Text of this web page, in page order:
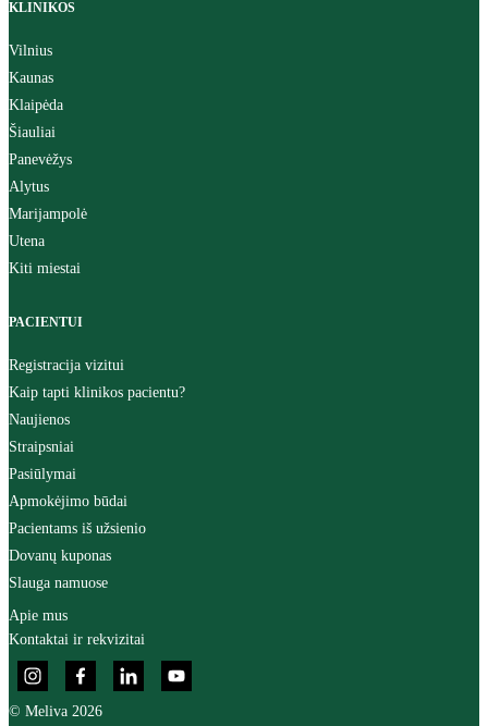
KLINIKOS
Vilnius
Kaunas
Klaipėda
Šiauliai
Panevėžys
Alytus
Marijampolė
Utena
Kiti miestai
PACIENTUI
Registracija vizitui
Kaip tapti klinikos pacientu?
Naujienos
Straipsniai
Pasiūlymai
Apmokėjimo būdai
Pacientams iš užsienio
Dovanų kuponas
Slauga namuose
Apie mus
Kontaktai ir rekvizitai
© Meliva 2026